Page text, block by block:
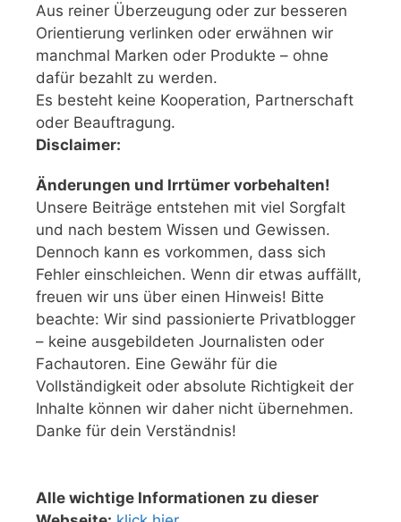
Aus reiner Überzeugung oder zur besseren
Orientierung verlinken oder erwähnen wir
manchmal Marken oder Produkte – ohne
dafür bezahlt zu werden.
Es besteht keine Kooperation, Partnerschaft
oder Beauftragung.
Disclaimer:
Änderungen und Irrtümer vorbehalten!
Unsere Beiträge entstehen mit viel Sorgfalt
und nach bestem Wissen und Gewissen.
Dennoch kann es vorkommen, dass sich
Fehler einschleichen. Wenn dir etwas auffällt,
freuen wir uns über einen Hinweis! Bitte
beachte: Wir sind passionierte Privatblogger
– keine ausgebildeten Journalisten oder
Fachautoren. Eine Gewähr für die
Vollständigkeit oder absolute Richtigkeit der
Inhalte können wir daher nicht übernehmen.
Danke für dein Verständnis!
Alle wichtige Informationen zu dieser